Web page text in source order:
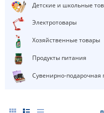
Детские и школьные
Электротовары
Хозяйственные товары
Продукты питания
Сувенирно-подарочная